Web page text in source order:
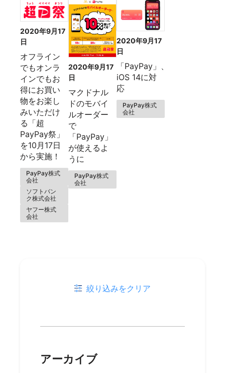
2020年9月17
日
オフライン
でもオンラ
インでもお
得にお買い
物をお楽し
みいただけ
る「超
PayPay祭」
を10月17日
から実施！
PayPay株式
会社
ソフトバン
ク株式会社
ヤフー株式
会社
2020年9月17
日
マクドナル
ドのモバイ
ルオーダー
で
「PayPay」
が使えるよ
うに
PayPay株式
会社
2020年9月17
日
「PayPay」、
iOS 14に対
応
PayPay株式
会社
絞り込みをクリア
アーカイブ